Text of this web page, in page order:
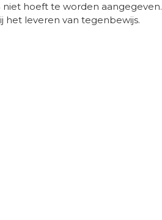
hoeft te worden aangegeven.
het leveren van tegenbewijs.